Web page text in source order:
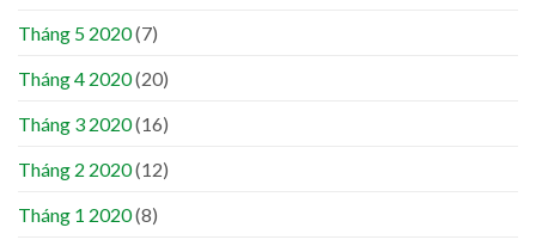
Tháng 5 2020(7)
Tháng 4 2020(20)
Tháng 3 2020(16)
Tháng 2 2020(12)
Tháng 1 2020(8)